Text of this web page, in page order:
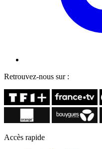
Retrouvez-nous sur :
Accès rapide